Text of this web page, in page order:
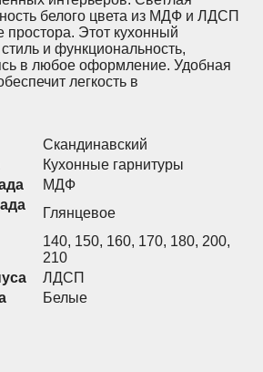
Спальни
Тумбы
по
Шкафы
белого цвета из МДФ и ЛДСП
Этот кухонный
стиль и функциональность,
в любое оформление. Удобная
легкость в
Скандинавский
Кухонные гарнитуры
МДФ
Глянцевое
140, 150, 160, 170, 180, 200,
210
ЛДСП
Белые